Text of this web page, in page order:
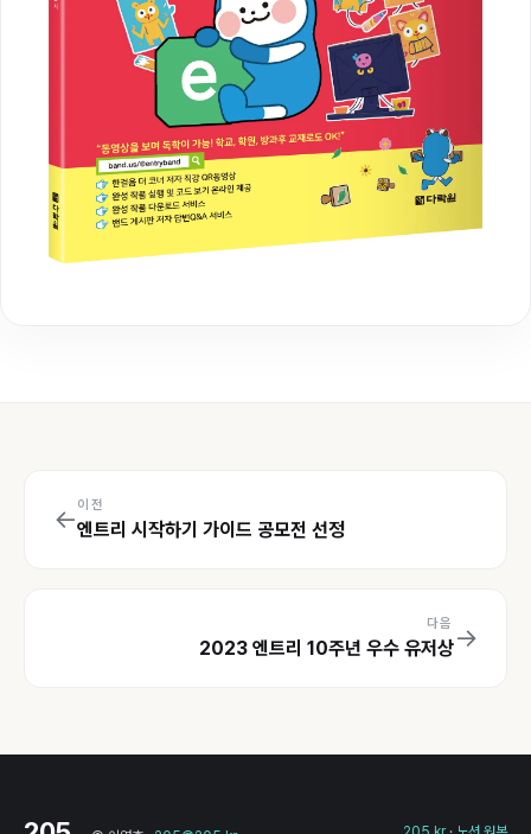
← 이전
엔트리 시작하기 가이드 공모전 선정
→
다음
2023 엔트리 10주년 우수 유저상